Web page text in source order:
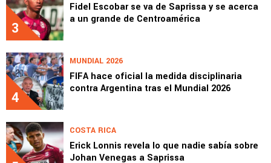
3
Fidel Escobar se va de Saprissa y se acerca
a un grande de Centroamérica
4
MUNDIAL 2026
FIFA hace oficial la medida disciplinaria
contra Argentina tras el Mundial 2026
COSTA RICA
Erick Lonnis revela lo que nadie sabía sobre
Johan Venegas a Saprissa